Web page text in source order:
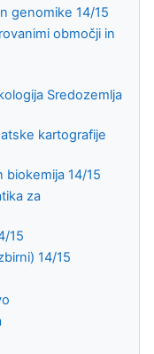
genomike 14/15
območji in
Sredozemlja
kartografije
biokemija 14/15
za
15
14/15